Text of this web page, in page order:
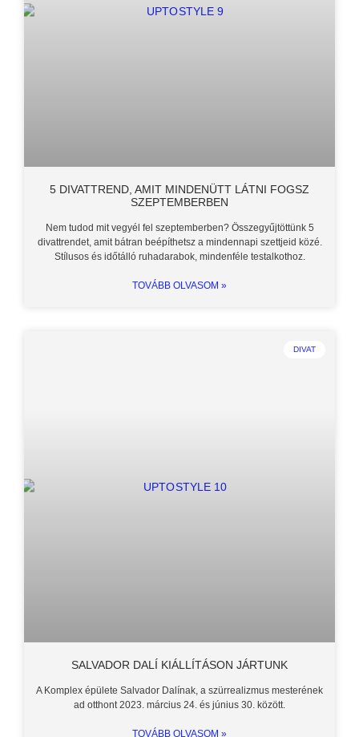
5 DIVATTREND, AMIT MINDENÜTT LÁTNI FOGSZ
SZEPTEMBERBEN
Nem tudod mit vegyél fel szeptemberben? Összegyűjtöttünk 5
divattrendet, amit bátran beépíthetsz a mindennapi szettjeid közé.
Stílusos és időtálló ruhadarabok, mindenféle testalkothoz.
TOVÁBB OLVASOM »
DIVAT
SALVADOR DALÍ KIÁLLÍTÁSON JÁRTUNK
A Komplex épülete Salvador Dalínak, a szürrealizmus mesterének
ad otthont 2023. március 24. és június 30. között.
TOVÁBB OLVASOM »